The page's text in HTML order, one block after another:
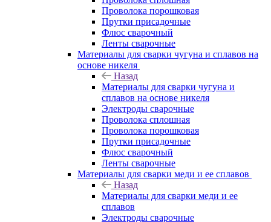
Проволока порошковая
Прутки присадочные
Флюс сварочный
Ленты сварочные
Материалы для сварки чугуна и сплавов на
основе никеля
Назад
Материалы для сварки чугуна и
сплавов на основе никеля
Электроды сварочные
Проволока сплошная
Проволока порошковая
Прутки присадочные
Флюс сварочный
Ленты сварочные
Материалы для сварки меди и ее сплавов
Назад
Материалы для сварки меди и ее
сплавов
Электроды сварочные